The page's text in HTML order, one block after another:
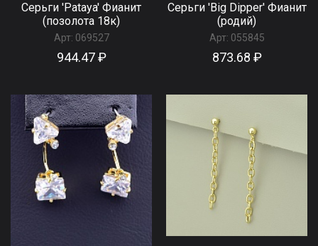
Серьги 'Pataya' Фианит
(позолота 18к)
Арт: 069527
944.47 ₽
Серьги 'Big Dipper' Фианит
(родий)
Арт: 055845
873.68 ₽